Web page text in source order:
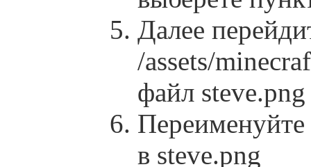
Далее
/assets/
файл steve.png
в steve.png